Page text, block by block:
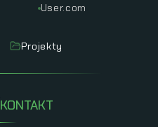
User.com
Projekty
KONTAKT